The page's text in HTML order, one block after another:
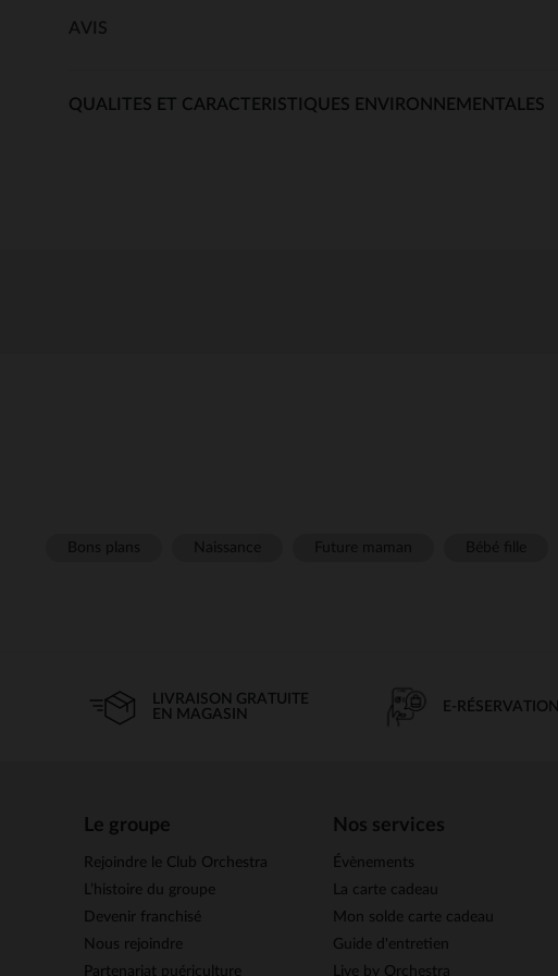
AVIS
QUALITES ET CARACTERISTIQUES ENVIRONNEMENTALES
LIVRAISON GRATUITE
EN MAGASIN
E-RÉSERVATION
Le groupe
Rejoindre le Club Orchestra
L’histoire du groupe
Devenir franchisé
Nous rejoindre
Partenariat puériculture
Nos services
Évènements
La carte cadeau
Mon solde carte cadeau
Guide d'entretien
Live by Orchestra